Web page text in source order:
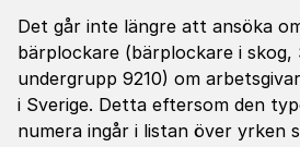
Det går inte längre att ansöka
bärplockare (bärplockare i skog,
undergrupp 9210) om
i Sverige. Detta eftersom den
numera ingår i listan över yrken